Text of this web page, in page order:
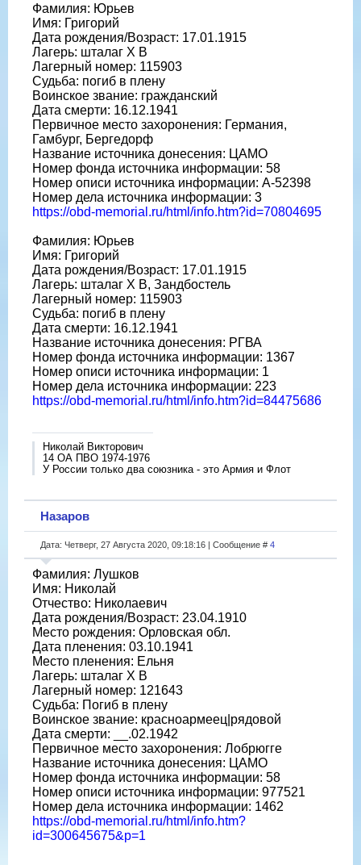
Фамилия: Юрьев
Имя: Григорий
Дата рождения/Возраст: 17.01.1915
Лагерь: шталаг X B
Лагерный номер: 115903
Судьба: погиб в плену
Воинское звание: гражданский
Дата смерти: 16.12.1941
Первичное место захоронения: Германия,
Гамбург, Бергедорф
Название источника донесения: ЦАМО
Номер фонда источника информации: 58
Номер описи источника информации: A-52398
Номер дела источника информации: 3
https://obd-memorial.ru/html/info.htm?id=70804695
Фамилия: Юрьев
Имя: Григорий
Дата рождения/Возраст: 17.01.1915
Лагерь: шталаг X B, Зандбостель
Лагерный номер: 115903
Судьба: погиб в плену
Дата смерти: 16.12.1941
Название источника донесения: РГВА
Номер фонда источника информации: 1367
Номер описи источника информации: 1
Номер дела источника информации: 223
https://obd-memorial.ru/html/info.htm?id=84475686
Николай Викторович
14 ОА ПВО 1974-1976
У России только два союзника - это Армия и Флот
Назаров
Дата: Четверг, 27 Августа 2020, 09:18:16 | Сообщение # 4
Фамилия: Лушков
Имя: Николай
Отчество: Николаевич
Дата рождения/Возраст: 23.04.1910
Место рождения: Орловская обл.
Дата пленения: 03.10.1941
Место пленения: Ельня
Лагерь: шталаг X B
Лагерный номер: 121643
Судьба: Погиб в плену
Воинское звание: красноармеец|рядовой
Дата смерти: __.02.1942
Первичное место захоронения: Лобрюгге
Название источника донесения: ЦАМО
Номер фонда источника информации: 58
Номер описи источника информации: 977521
Номер дела источника информации: 1462
https://obd-memorial.ru/html/info.htm?
id=300645675&p=1